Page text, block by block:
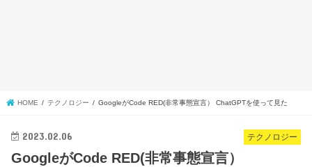
HOME テクノロジー GoogleがCode RED(非常事態宣言） ChatGPTを使って見た
テクノロジー
2023.02.06
GoogleがCode RED(非常事態宣言）